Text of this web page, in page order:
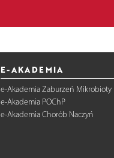
E-AKADEMIA
e-Akademia Zaburzeń Mikrobioty
e-Akademia POChP
e-Akademia Chorób Naczyń